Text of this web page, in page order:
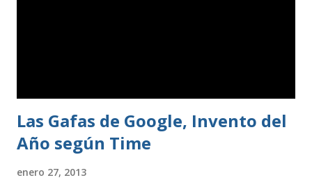
Las Gafas de Google, Invento del
Año según Time
enero 27, 2013